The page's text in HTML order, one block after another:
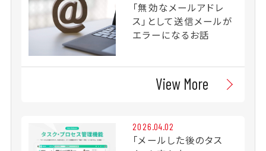
「無効なメールアドレ
ス」として送信メールが
エラーになるお話
View More
2026.04.02
「メールした後のタス